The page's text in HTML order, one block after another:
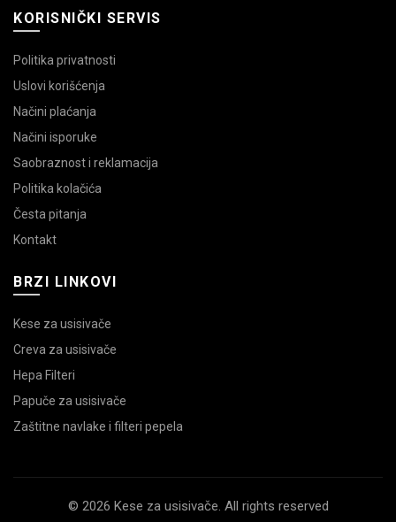
KORISNIČKI SERVIS
Politika privatnosti
Uslovi korišćenja
Načini plaćanja
Načini isporuke
Saobraznost i reklamacija
Politika kolačića
Česta pitanja
Kontakt
BRZI LINKOVI
Kese za usisivače
Creva za usisivače
Hepa Filteri
Papuče za usisivače
Zaštitne navlake i filteri pepela
© 2026 Kese za usisivače. All rights reserved